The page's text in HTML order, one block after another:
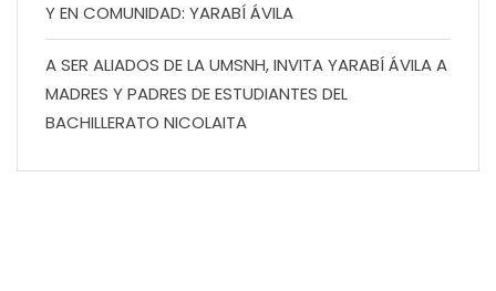
Y EN COMUNIDAD: YARABÍ ÁVILA
A SER ALIADOS DE LA UMSNH, INVITA YARABÍ ÁVILA A
MADRES Y PADRES DE ESTUDIANTES DEL
BACHILLERATO NICOLAITA